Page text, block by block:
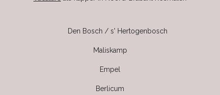
Den Bosch / s' Hertogenbosch
Maliskamp
Empel
Berlicum